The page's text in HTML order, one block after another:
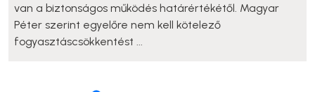
van a biztonságos működés határértékétől. Magyar
Péter szerint egyelőre nem kell kötelező
fogyasztáscsökkentést ...